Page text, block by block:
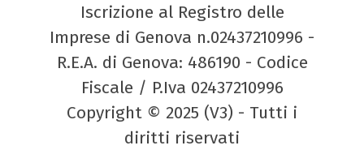
Iscrizione al Registro delle
Imprese di Genova n.02437210996 -
R.E.A. di Genova: 486190 - Codice
Fiscale / P.Iva 02437210996
Copyright © 2025 (V3) - Tutti i
diritti riservati